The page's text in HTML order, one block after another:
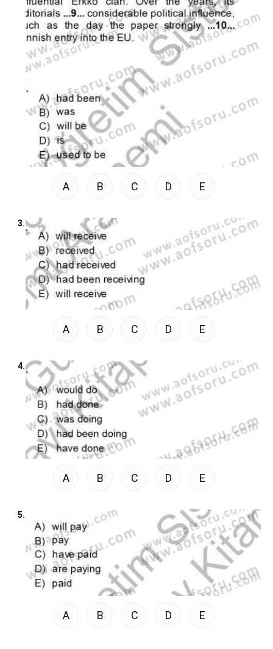
A B C D E
3.
A B C D E
4.
A B C D E
5.
A B C D E